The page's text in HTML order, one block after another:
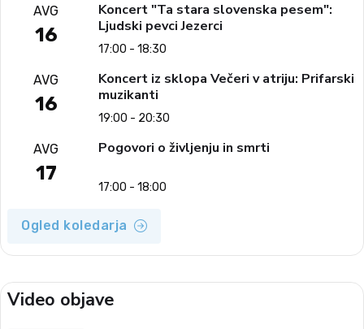
AVG
16
Koncert "Ta stara slovenska pesem":
Ljudski pevci Jezerci
17:00 - 18:30
AVG
16
Koncert iz sklopa Večeri v atriju: Prifarski
muzikanti
19:00 - 20:30
AVG
17
Pogovori o življenju in smrti
17:00 - 18:00
Ogled koledarja
Video objave